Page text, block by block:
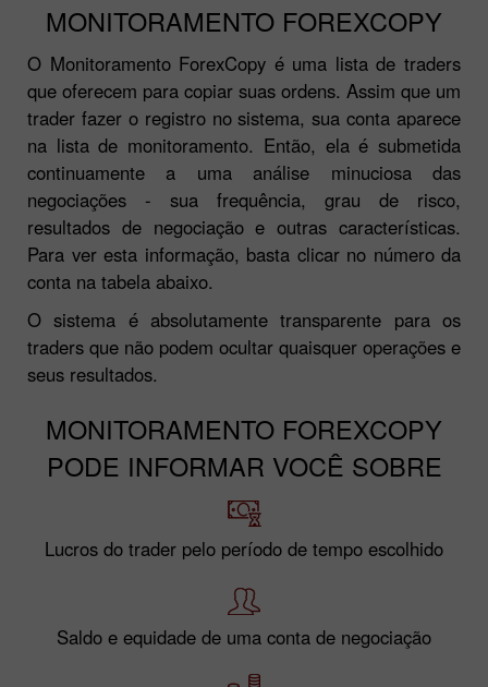
MONITORAMENTO FOREXCOPY
O Monitoramento ForexCopy é uma lista de traders
que oferecem para copiar suas ordens. Assim que um
trader fazer o registro no sistema, sua conta aparece
na lista de monitoramento. Então, ela é submetida
continuamente a uma análise minuciosa das
negociações - sua frequência, grau de risco,
resultados de negociação e outras características.
Para ver esta informação, basta clicar no número da
conta na tabela abaixo.
O sistema é absolutamente transparente para os
traders que não podem ocultar quaisquer operações e
seus resultados.
MONITORAMENTO FOREXCOPY
PODE INFORMAR VOCÊ SOBRE
Lucros do trader pelo período de tempo escolhido
Saldo e equidade de uma conta de negociação